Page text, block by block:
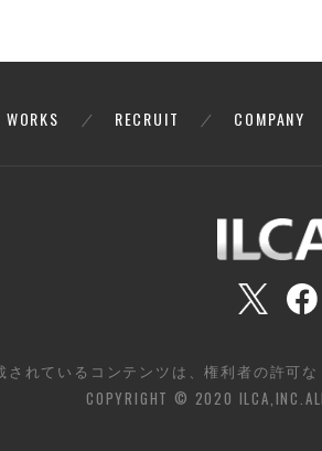
WORKS RECRUIT COMPANY
されているコンテンツは、権利者の許可
COPYRIGHT © 2020